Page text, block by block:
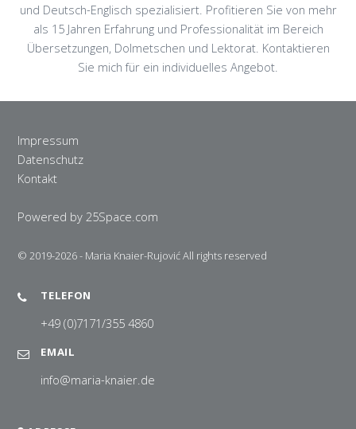
und Deutsch-Englisch spezialisiert. Profitieren Sie von mehr
als 15 Jahren Erfahrung und Professionalität im Bereich
Übersetzungen, Dolmetschen und Lektorat. Kontaktieren
Sie mich für ein individuelles Angebot.
Impressum
Datenschutz
Kontakt
Powered by 25Space.com
© 2019-2026 - Maria Knaier-Rujović All rights reserved
TELEFON
+49 (0)7171/355 4860
EMAIL
info@maria-knaier.de